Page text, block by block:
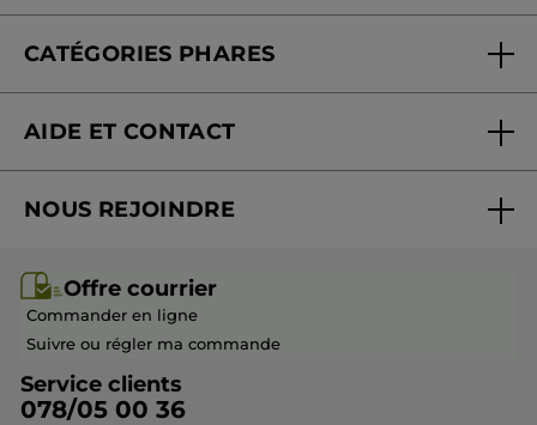
Blog Act Beautiful
CATÉGORIES PHARES
Promotions
Idées cadeaux
Collection de Noël
AIDE ET CONTACT
Mes cadeaux
Questions & Réponses
Contactez-nous
NOUS REJOINDRE
Devenir franchisé ou gérant
Offre courrier
Commander en ligne
Suivre ou régler ma commande
Service clients
078/05 00 36